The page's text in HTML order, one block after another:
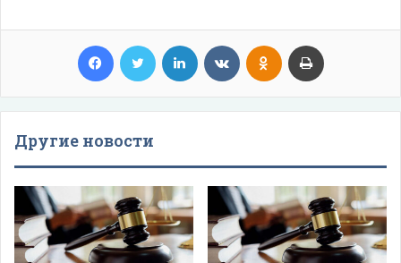
Facebook Twitter LinkedIn VKontakteOdnoklassniki
Другие новости